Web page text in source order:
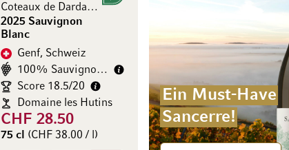
Ein Must-Have
Sancerre!
Coteaux de Dardagny 1er Cru AOC
2025 Sauvignon
Blanc
Genf, Schweiz
100% Sauvignon Blanc
Score 18.5/20
Domaine les Hutins
CHF 28.50
75 cl (CHF 38.00 / l)